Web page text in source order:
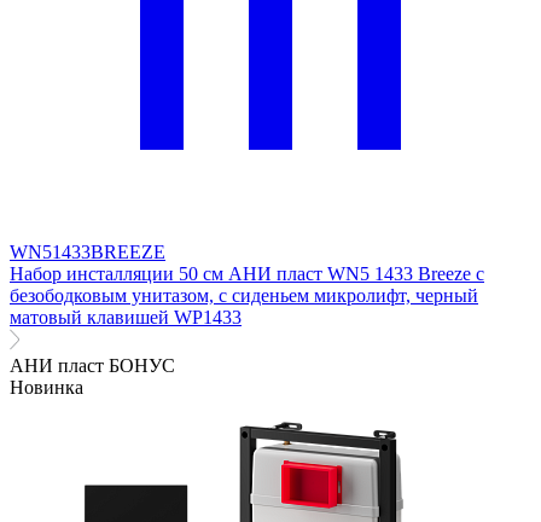
WN51433BREEZE
Набор инсталляции 50 см АНИ пласт WN5 1433 Breeze с
безободковым унитазом, с сиденьем микролифт, черный
матовый клавишей WP1433
АНИ пласт БОНУС
Новинка